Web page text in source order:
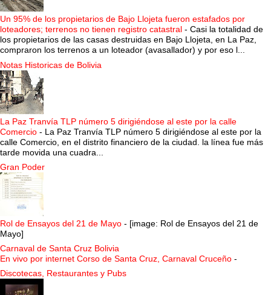
Un 95% de los propietarios de Bajo Llojeta fueron estafados por
loteadores; terrenos no tienen registro catastral - Casi la totalidad de
los propietarios de las casas destruidas en Bajo Llojeta, en La Paz,
compraron los terrenos a un loteador (avasallador) y por eso l...
Notas Historicas de Bolivia
La Paz Tranvía TLP número 5 dirigiéndose al este por la calle
Comercio - La Paz Tranvía TLP número 5 dirigiéndose al este por la
calle Comercio, en el distrito financiero de la ciudad. la línea fue más
tarde movida una cuadra...
Gran Poder
Rol de Ensayos del 21 de Mayo - [image: Rol de Ensayos del 21 de
Mayo]
Carnaval de Santa Cruz Bolivia
En vivo por internet Corso de Santa Cruz, Carnaval Cruceño -
Discotecas, Restaurantes y Pubs